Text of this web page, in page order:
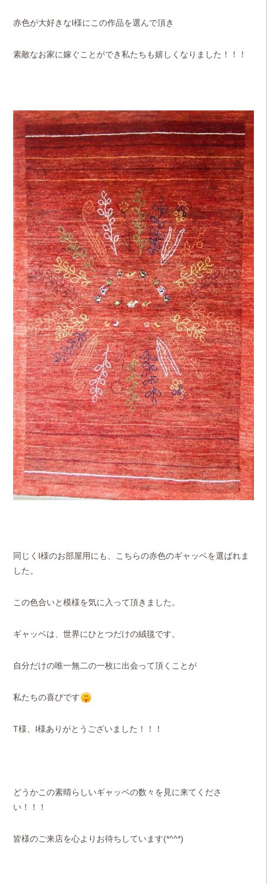
赤色が大好きなI様にこの作品を選んで頂き
素敵なお家に嫁ぐことができ私たちも嬉しくなりました！！！
同じくI様のお部屋用にも、こちらの赤色のギャッベを選ばれま
した。
この色合いと模様を気に入って頂きました。
ギャッベは、世界にひとつだけの絨毯です。
自分だけの唯一無二の一枚に出会って頂くことが
私たちの喜びです
T様、I様ありがとうございました！！！
どうかこの素晴らしいギャッベの数々を見に来てくださ
い！！！
皆様のご来店を心よりお待ちしています(*^^*)